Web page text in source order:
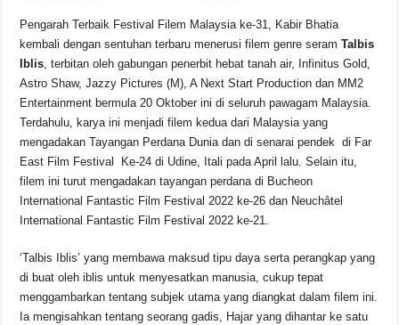
c
e
b
o
o
k
at
s
A
p
p
e
a
d
s
p
y
Li
n
k
ar
e
Pengarah Terbaik Festival Filem Malaysia ke-31, Kabir Bhatia
kembali dengan sentuhan terbaru menerusi filem genre seramTalbis
Iblis, terbitan oleh gabungan penerbit hebat tanah air, Infinitus Gold,
Astro Shaw, Jazzy Pictures (M), A Next Start Production dan MM2
Entertainment bermula 20 Oktober ini di seluruh pawagam Malaysia.
Terdahulu, karya ini menjadi filem kedua dari Malaysia yang
mengadakan Tayangan Perdana Dunia dan di senarai pendek di Far
East Film Festival Ke-24 di Udine, Itali pada April lalu. Selain itu,
filem ini turut mengadakan tayangan perdana di Bucheon
International Fantastic Film Festival 2022 ke-26 dan Neuchâtel
International Fantastic Film Festival 2022 ke-21.
‘Talbis Iblis’ yang membawa maksud tipu daya serta perangkap yang
di buat oleh iblis untuk menyesatkan manusia, cukup tepat
menggambarkan tentang subjek utama yang diangkat dalam filem ini.
Ia mengisahkan tentang seorang gadis, Hajar yang dihantar ke satu